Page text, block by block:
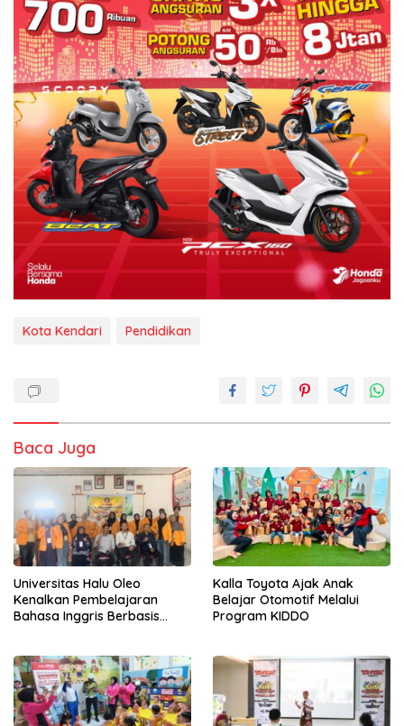
Kota Kendari Pendidikan
Baca Juga
Universitas Halu Oleo
Kenalkan Pembelajaran
Bahasa Inggris Berbasis
Kalla Toyota Ajak Anak
Belajar Otomotif Melalui
Program KIDDO